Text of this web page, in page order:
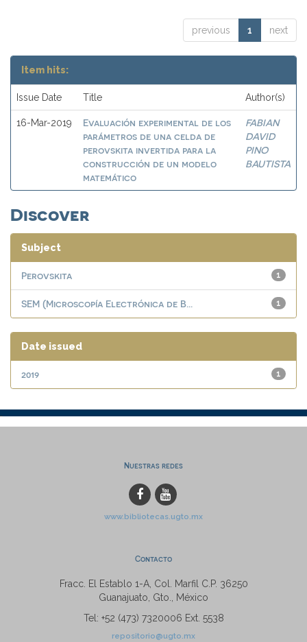
previous 1 next
Item hits:
Issue Date Title Author(s)
16-Mar-2019
Evaluación experimental de los
parámetros de una celda de
perovskita invertida para la
construcción de un modelo
matemático
FABIAN
DAVID
PINO
BAUTISTA
Discover
Subject
1
Perovskita
1
SEM (Microscopía Electrónica de B...
Date issued
1
2019
Nuestras redes
www.bibliotecas.ugto.mx
Contacto
Fracc. El Establo 1-A, Col. Marfil C.P. 36250
Guanajuato, Gto., México
Tel: +52 (473) 7320006 Ext. 5538
repositorio@ugto.mx